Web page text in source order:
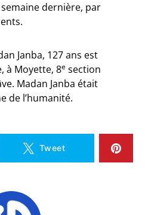
dernière, par
Janba, 127 ans est
à Moyette, 8e section
Madan Janba était
de l’humanité.
Tweet